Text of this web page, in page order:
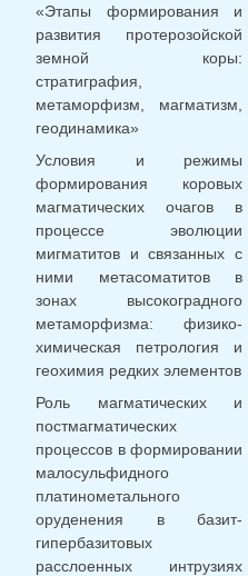
«Этапы формирования и
развития протерозойской
земной коры:
стратиграфия,
метаморфизм, магматизм,
геодинамика»
Условия и режимы
формирования коровых
магматических очагов в
процессе эволюции
мигматитов и связанных с
ними метасоматитов в
зонах высокоградного
метаморфизма: физико-
химическая петрология и
геохимия редких элементов
Роль магматических и
постмагматических
процессов в формировании
малосульфидного
платинометального
оруденения в базит-
гипербазитовых
расслоенных интрузиях